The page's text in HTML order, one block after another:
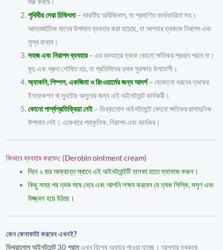
শুরু করবে।
পৃথিবীর সেরা চিকিৎসা – ভারতীয় অরিজিনাল, যা প্রমাণিত কার্যকারিতা সহ।
আন্তর্জাতিক মানের উপাদান ব্যবহার করা হয়েছে, যা আপনার ত্বককে নিরাপদ এবং
সুস্থ রাখবে।
সহজ এবং নিরাপদ ব্যবহার– এর ব্যবহারে ত্বকে কোনো ক্ষতিকর প্রভাব পরবে না।
মৃদু এবং দ্রুত শোষিত হয়, যা প্রতিদিনের ত্বক সুরক্ষায় উপযোগী।
অ্যাকনি, পিম্পল, একজিমা ও রিংওয়ার্মের জন্য আদর্শ – যেকোনো ধরনের ত্বকের
ইনফেকশন বা স্যুটেড অসুখের জন্য এই অইনটমেন্ট কার্যকরী।
কোনো পার্শ্বপ্রতিক্রিয়া নেই – ডিথ্রানোল অইনটমেন্টে কোনো ক্ষতিকর রাসায়নিক
উপাদান নেই। একেবারে প্রাকৃতিক, নিরাপদ এবং কার্যকর।
কিভাবে ব্যবহার করবেন: (Derobin ointment cream)
দিনে ২ বার আক্রান্ত স্থানে এই অইনটমেন্টটি হালকা হাতে ম্যাসাজ করুন।
কিছু সময় পর ত্বক শুষে নেবে এবং আপনি লক্ষ্য করবেন যে ত্বক সিল্কি, মসৃণ এবং
উজ্জ্বল হয়ে উঠছে।
কেন কেনাকাটা করবেন এখনই?
ডিথ্রানোল অইনটমেন্ট 30 গ্রামএখন বিশেষ অফারে পাওয়া যাচ্ছে। আপনার ত্বককে